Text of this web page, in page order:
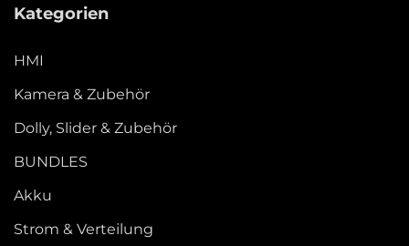
Kategorien
HMI
Kamera & Zubehör
Dolly, Slider & Zubehör
BUNDLES
Akku
Strom & Verteilung